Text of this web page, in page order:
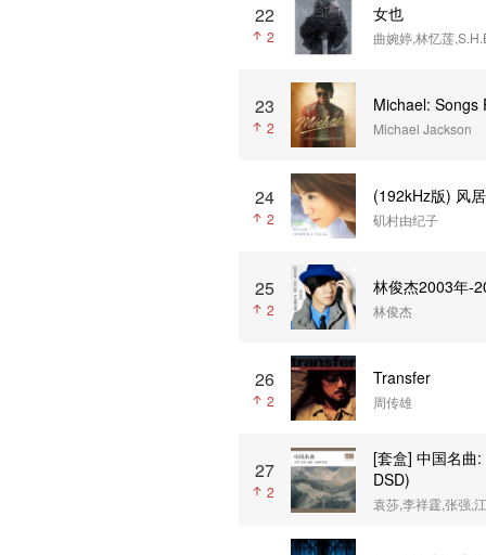
22
2
女也
曲婉婷,林忆莲
23
2
Michael: Songs
Michael Jackson
24
2
(192kHz版) 风
矶村由纪子
25
2
林俊杰2003年-
林俊杰
26
2
Transfer
周传雄
27
2
[套盒] 中国名曲
DSD)
袁莎,李祥霆,张强,